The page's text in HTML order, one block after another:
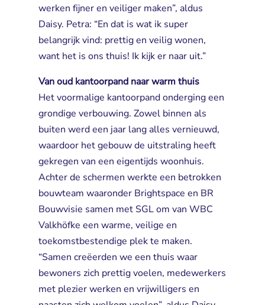
werken fijner en veiliger maken”, aldus
Daisy. Petra: “En dat is wat ik super
belangrijk vind: prettig en veilig wonen,
want het is ons thuis! Ik kijk er naar uit.”
Van oud kantoorpand naar warm thuis
Het voormalige kantoorpand onderging een
grondige verbouwing. Zowel binnen als
buiten werd een jaar lang alles vernieuwd,
waardoor het gebouw de uitstraling heeft
gekregen van een eigentijds woonhuis.
Achter de schermen werkte een betrokken
bouwteam waaronder Brightspace en BR
Bouwvisie samen met SGL om van WBC
Valkhöfke een warme, veilige en
toekomstbestendige plek te maken.
“Samen creëerden we een thuis waar
bewoners zich prettig voelen, medewerkers
met plezier werken en vrijwilligers en